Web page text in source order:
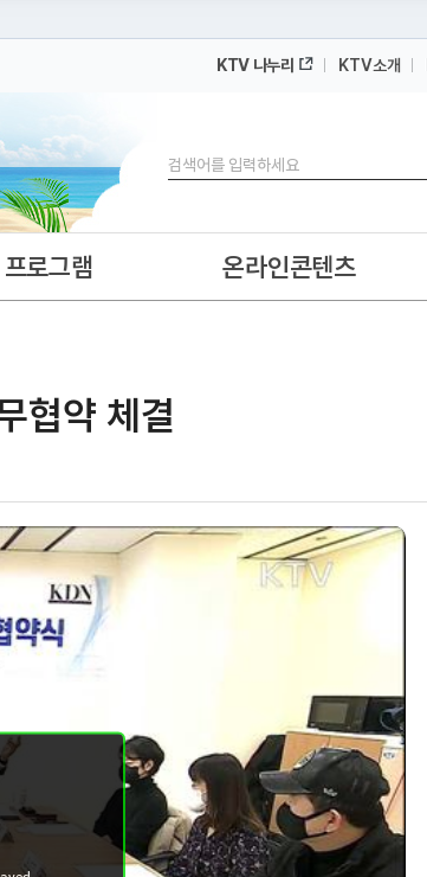
해 보세요
KTV 나누리 KTV소개
검색
프로그램 온라인콘텐츠
협약 체결